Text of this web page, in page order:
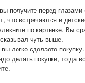
получите перед
что встречаются и
по картинке. Вы
чуть выше.
легко сделаете покупку.
делать покупки, тогда